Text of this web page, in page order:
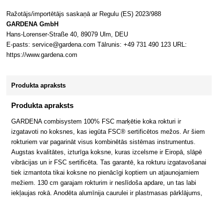
Ražotājs/importētājs saskaņā ar Regulu (ES) 2023/988
GARDENA GmbH
Hans-Lorenser-Straße 40, 89079 Ulm, DEU
E-pasts: service@gardena.com Tālrunis: +49 731 490 123 URL:
https://www.gardena.com
Produkta apraksts
Produkta apraksts
GARDENA combisystem 100% FSC marķētie koka rokturi ir
izgatavoti no koksnes, kas iegūta FSC® sertificētos mežos. Ar šiem
rokturiem var pagarināt visus kombinētās sistēmas instrumentus.
Augstas kvalitātes, izturīga koksne, kuras izcelsme ir Eiropā, slāpē
vibrācijas un ir FSC sertificēta. Tas garantē, ka rokturu izgatavošanai
tiek izmantota tikai koksne no pienācīgi koptiem un atjaunojamiem
mežiem. 130 cm garajam rokturim ir neslīdoša apdare, un tas labi
iekļaujas rokā. Anodēta alumīnija caurulei ir plastmasas pārklājums,